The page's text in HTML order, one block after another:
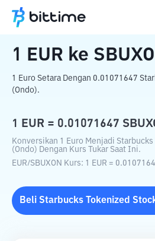
Beranda Konverter Kripto
1 EUR ke
1 Euro Setara Dengan 0.01071647
(Ondo).
1 EUR = 0.01071647
Konversikan 1 Euro Menjadi
(Ondo) Dengan Kurs Tukar Saat Ini.
EUR/SBUXON Kurs: 1 EUR =
Beli Starbucks Tokenized